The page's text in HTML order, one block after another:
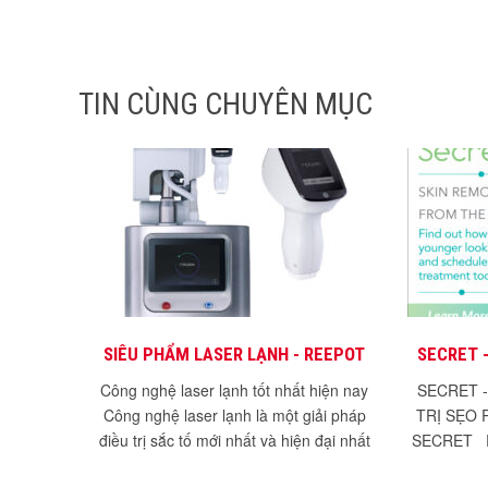
TIN CÙNG CHUYÊN MỤC
SIÊU PHẨM LASER LẠNH - REEPOT
Công nghệ laser lạnh tốt nhất hiện nay
Công nghệ laser lạnh là một giải pháp
điều trị sắc tố mới nhất và hiện đại nhất
SECRET
TRỊ SẸO
SECRET
TRỊ SẸO
SECRET